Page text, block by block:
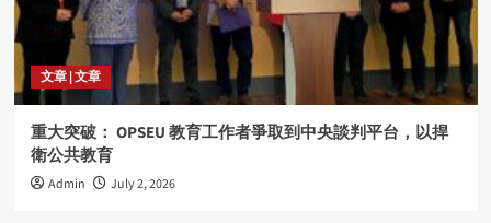
文章 | 文章
重大突破： OPSEU 教育工作者爭取到中央談判平台，以捍
衛公共教育
Admin July 2, 2026